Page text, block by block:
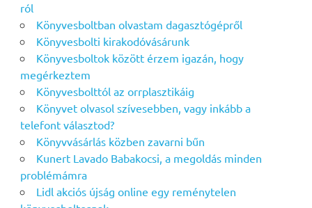
ról
Könyvesboltban olvastam dagasztógépről
Könyvesbolti kirakodóvásárunk
Könyvesboltok között érzem igazán, hogy
megérkeztem
Könyvesbolttól az orrplasztikáig
Könyvet olvasol szívesebben, vagy inkább a
telefont választod?
Könyvvásárlás közben zavarni bűn
Kunert Lavado Babakocsi, a megoldás minden
problémámra
Lidl akciós újság online egy reménytelen